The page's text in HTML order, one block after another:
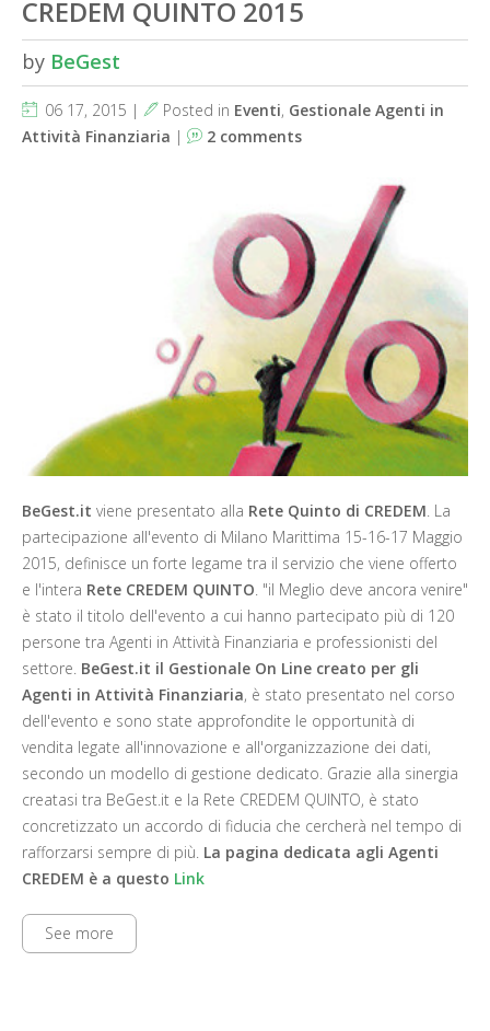
CREDEM QUINTO 2015
by BeGest
06 17, 2015 | Posted in Eventi, Gestionale Agenti in
Attività Finanziaria | 2 comments
BeGest.it viene presentato alla Rete Quinto di CREDEM . La
partecipazione all'evento di Milano Marittima 15-16-17 Maggio
2015, definisce un forte legame tra il servizio che viene offerto
e l'intera Rete CREDEM QUINTO . "il Meglio deve ancora venire"
è stato il titolo dell'evento a cui hanno partecipato più di 120
persone tra Agenti in Attività Finanziaria e professionisti del
settore. BeGest.it il Gestionale On Line creato per gli
Agenti in Attività Finanziaria, è stato presentato nel corso
dell'evento e sono state approfondite le opportunità di
vendita legate all'innovazione e all'organizzazione dei dati,
secondo un modello di gestione dedicato. Grazie alla sinergia
creatasi tra BeGest.it e la Rete CREDEM QUINTO, è stato
concretizzato un accordo di fiducia che cercherà nel tempo di
rafforzarsi sempre di più. La pagina dedicata agli Agenti
CREDEM è a questo Link
See more